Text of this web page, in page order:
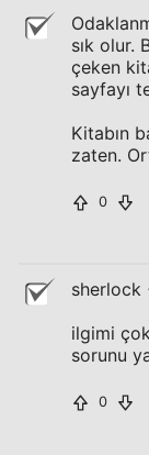
sık olur.
çeken
sayfayı
Kitabın
zaten.
0
sherlock
ilgimi
sorunu
0